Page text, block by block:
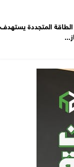
الطاقة المتجددة يستهدف